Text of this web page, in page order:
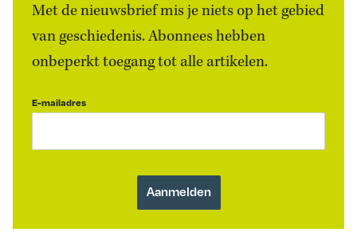
Met de nieuwsbrief mis je niets op het gebied
van geschiedenis. Abonnees hebben
onbeperkt toegang tot alle artikelen.
E-mailadres